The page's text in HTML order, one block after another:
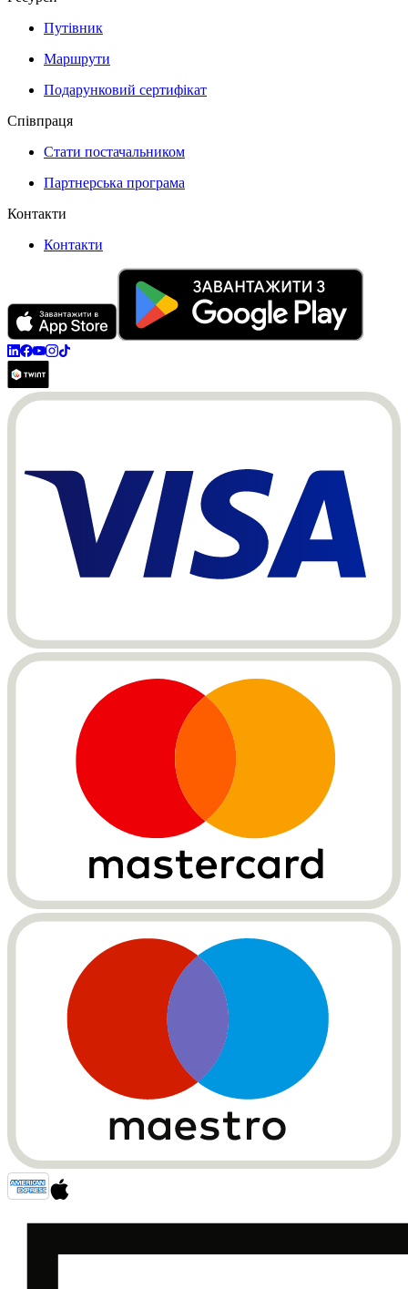
Путівник
Маршрути
Подарунковий сертифікат
Співпраця
Стати постачальником
Партнерська програма
Контакти
Контакти